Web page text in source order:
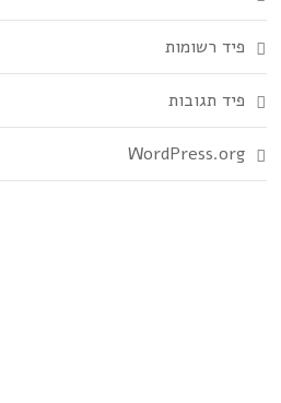
פיד רשומות
פיד תגובות
WordPress.org